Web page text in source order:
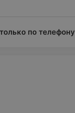
по телефону